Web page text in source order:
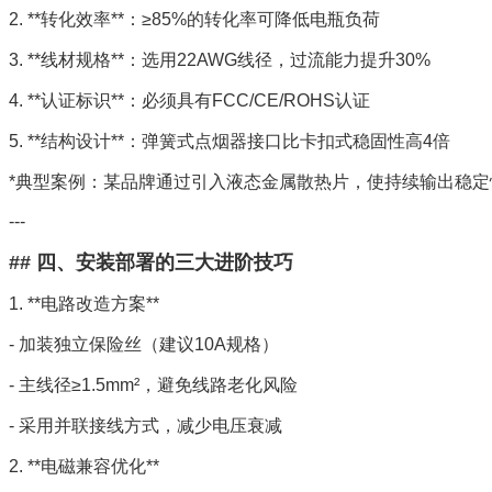
2. **转化效率**：≥85%的转化率可降低电瓶负荷
3. **线材规格**：选用22AWG线径，过流能力提升30%
4. **认证标识**：必须具有FCC/CE/ROHS认证
5. **结构设计**：弹簧式点烟器接口比卡扣式稳固性高4倍
*典型案例：某品牌通过引入液态金属散热片，使持续输出稳
---
## 四、安装部署的三大进阶技巧
1. **电路改造方案**
- 加装独立保险丝（建议10A规格）
- 主线径≥1.5mm²，避免线路老化风险
- 采用并联接线方式，减少电压衰减
2. **电磁兼容优化**